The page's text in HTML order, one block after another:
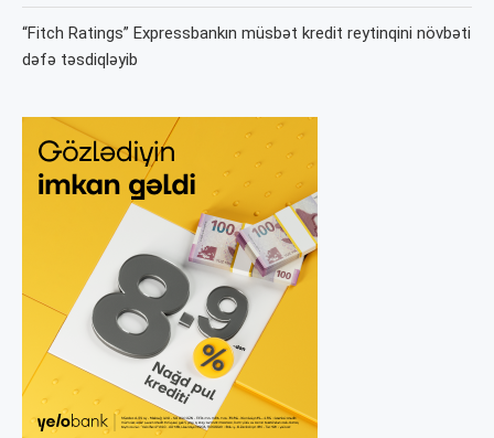
“Fitch Ratings” Expressbankın müsbət kredit reytinqini növbəti
dəfə təsdiqləyib